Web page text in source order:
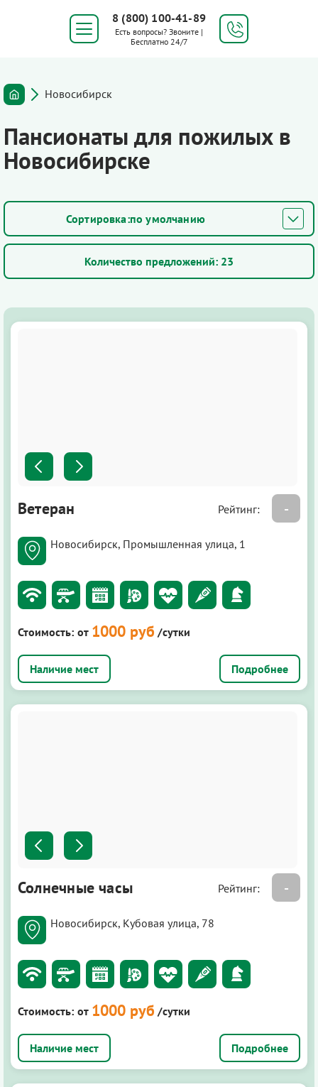
8 (800) 100-41-89
Есть вопросы? Звоните |
Бесплатно 24/7
Новосибирск
Пансионаты для пожилых в
Новосибирске
по умолчанию
Количество предложений: 23
Ветеран Рейтинг: -
Новосибирск, Промышленная улица, 1
Стоимость: от 1000 руб /сутки
Подробнее
Солнечные часы Рейтинг: -
Новосибирск, Кубовая улица, 78
Стоимость: от 1000 руб /сутки
Подробнее